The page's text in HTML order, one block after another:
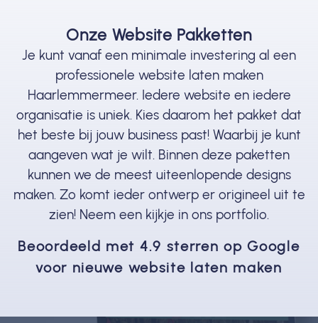
Onze Website Pakketten
Je kunt vanaf een minimale investering al een
professionele website laten maken
Haarlemmermeer. Iedere website en iedere
organisatie is uniek. Kies daarom het pakket dat
het beste bij jouw business past! Waarbij je kunt
aangeven wat je wilt. Binnen deze paketten
kunnen we de meest uiteenlopende designs
maken. Zo komt ieder ontwerp er origineel uit te
zien! Neem een kijkje in ons portfolio.
Beoordeeld met 4.9 sterren op Google
voor nieuwe website laten maken